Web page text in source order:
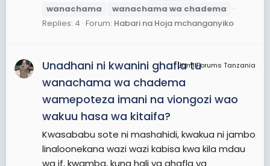
wanachama
wanachama wa chadema
Replies: 4 Forum: Habari na Hoja mchanganyiko
JamiiForums Tanzania
Unadhani ni kwanini ghafla tu
wanachama wa chadema
wamepoteza imani na viongozi wao
wakuu hasa wa kitaifa?
Kwasababu sote ni mashahidi, kwakua ni jambo
linaloonekana wazi wazi kabisa kwa kila mdau
wa jf, kwamba, kuna hali ya ghafla ya